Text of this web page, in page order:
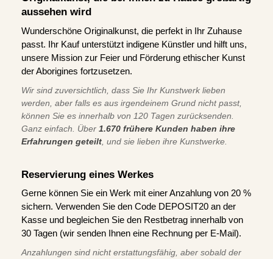
aussehen wird
Wunderschöne Originalkunst, die perfekt in Ihr Zuhause
passt. Ihr Kauf unterstützt indigene Künstler und hilft uns,
unsere Mission zur Feier und Förderung ethischer Kunst
der Aborigines fortzusetzen.
Wir sind zuversichtlich, dass Sie Ihr Kunstwerk lieben
werden, aber falls es aus irgendeinem Grund nicht passt,
können Sie es innerhalb von 120 Tagen zurücksenden.
Ganz einfach. Über 1.670 frühere Kunden haben ihre
Erfahrungen geteilt , und sie lieben ihre Kunstwerke.
Reservierung eines Werkes
Gerne können Sie ein Werk mit einer Anzahlung von 20 %
sichern. Verwenden Sie den Code DEPOSIT20 an der
Kasse und begleichen Sie den Restbetrag innerhalb von
30 Tagen (wir senden Ihnen eine Rechnung per E-Mail).
Anzahlungen sind nicht erstattungsfähig, aber sobald der